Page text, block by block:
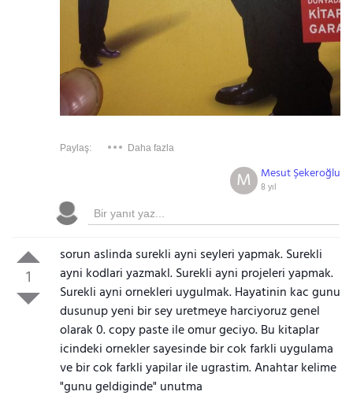
Paylaş: Daha fazla
Mesut Şekeroğlu
8 yıl
M
1
sorun aslinda surekli ayni seyleri yapmak. Surekli
ayni kodlari yazmakl. Surekli ayni projeleri yapmak.
Surekli ayni ornekleri uygulmak. Hayatinin kac gunu
dusunup yeni bir sey uretmeye harciyoruz genel
olarak 0. copy paste ile omur geciyo. Bu kitaplar
icindeki ornekler sayesinde bir cok farkli uygulama
ve bir cok farkli yapilar ile ugrastim. Anahtar kelime
"gunu geldiginde" unutma